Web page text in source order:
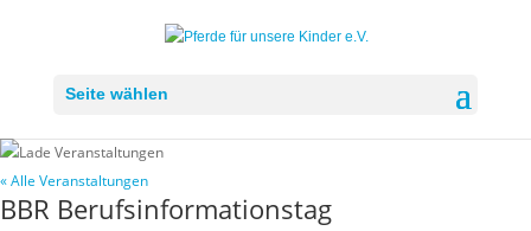
Seite wählen
« Alle Veranstaltungen
BBR Berufsinformationstag